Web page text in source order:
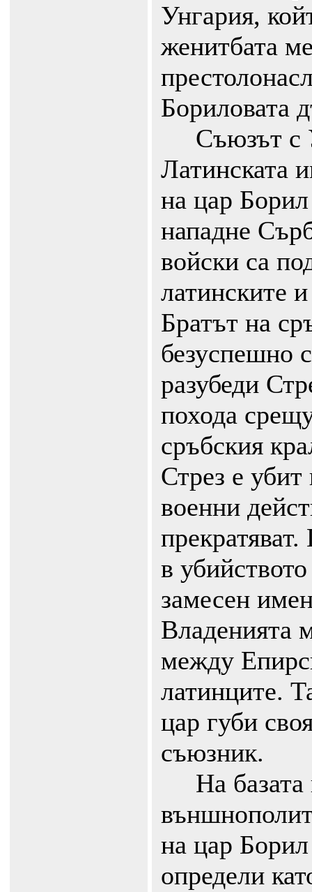
Унгария,
женитбата
Бориловата
Съюзът с
Латинската
на цар
нападне
войски са
латинските
Братът на
безуспешно
разубеди
похода
сръбския
Стрез е
военни
в
замесен
Владенията
между
латинците.
цар губи
съюзник.
На базата
на цар
определи